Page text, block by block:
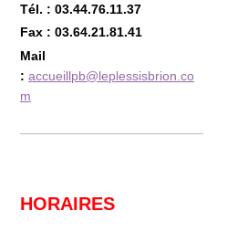
Tél. : 03.44.76.11.37
Fax : 03.64.21.81.41
Mail
: accueillpb@leplessisbrion.co
m
HORAIRES